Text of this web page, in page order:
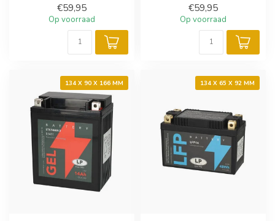
€59,95
Op voorraad
€59,95
Op voorraad
134 X 90 X 166 MM 134 X 65 X 92 MM